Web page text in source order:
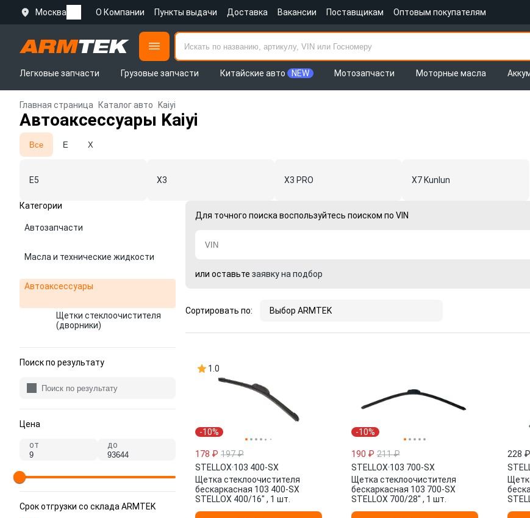
Москва О Компании Пункты выдачи Доставка Вакансии Поставщикам Оптовым покупателям
Легковые запчасти
Грузовые запчасти Китайские авто NEW Мотозапчасти Моторные масла
Главная страница Каталог авто Kaiyi
Автоаксессуары Kaiyi
Все E X
E5 X3 X3 PRO X7 Kunlun
Категории
Автозапчасти
Масла и технические жидкости
Автоаксессуары
Щетки стеклоочистителя
(дворники)
Поиск по результату
Цена
от до
Срок отгрузки со склада ARMTEK
Для точного поиска воспользуйтесь поиском по VIN
или оставьте заявку на подбор
Сортировать по: Выбор ARMTEK
1.0
-10%
178 ₽ 197 ₽
STELLOX·103 400-SX
Щетка стеклоочистителя
бескаркасная 103 400-SX
STELLOX 400/16" , 1 шт.
-10%
190 ₽ 211 ₽
STELLOX·103 700-SX
Щетка стеклоочистителя
бескаркасная 103 700-SX
STELLOX 700/28" , 1 шт.
228 ₽